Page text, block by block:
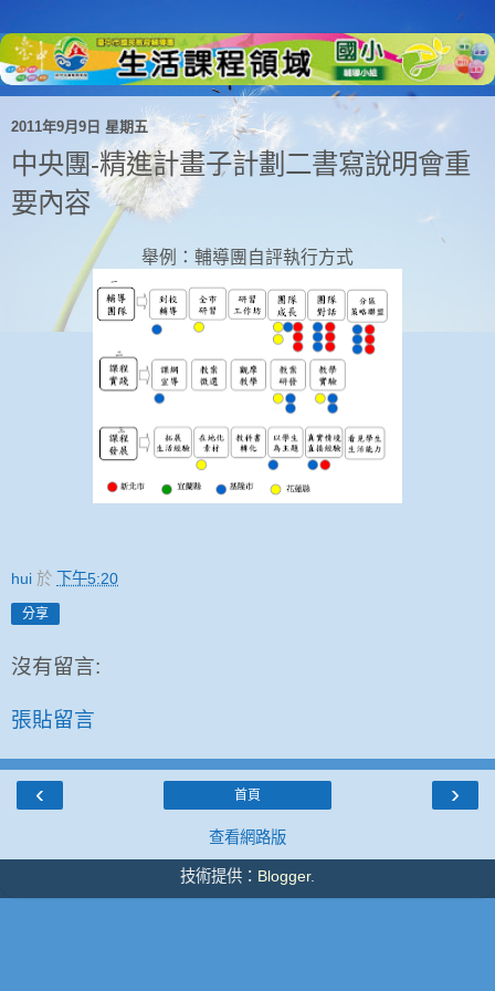
2011年9月9日 星期五
中央團-精進計畫子計劃二書寫說明會重
要內容
舉例：輔導團自評執行方式
hui 於 下午5:20
分享
沒有留言:
張貼留言
‹ ›
首頁
查看網路版
技術提供： Blogger.